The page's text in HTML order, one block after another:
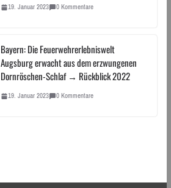
19. Januar 2023 0 Kommentare
Bayern: Die Feuerwehrerlebniswelt
Augsburg erwacht aus dem erzwungenen
Dornröschen-Schlaf → Rückblick 2022
19. Januar 2023 0 Kommentare